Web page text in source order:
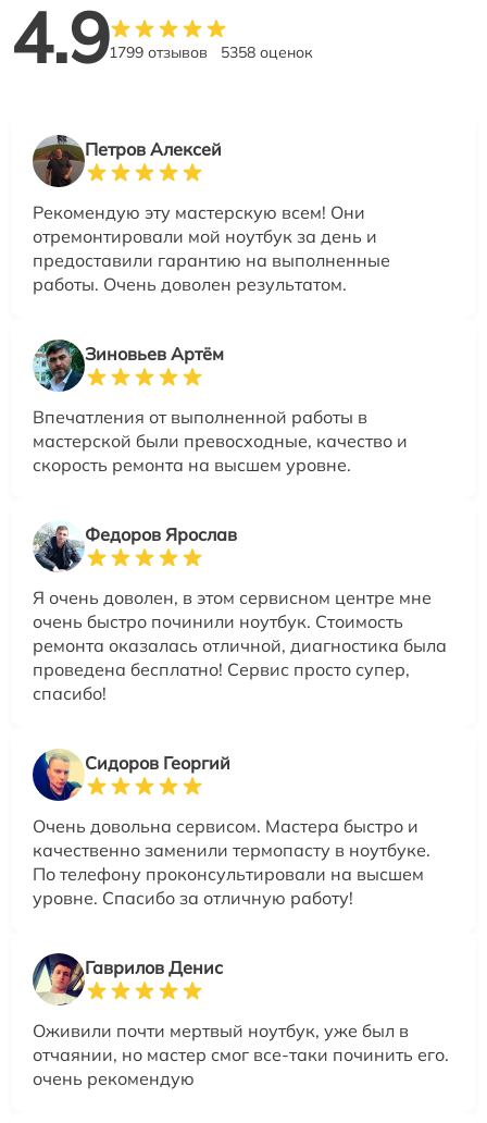
4.91799 отзывов 5358 оценок
Петров Алексей
Рекомендую эту мастерскую всем! Они
отремонтировали мой ноутбук за день и
предоставили гарантию на выполненные
работы. Очень доволен результатом.
Зиновьев Артём
Впечатления от выполненной работы в
мастерской были превосходные, качество и
скорость ремонта на высшем уровне.
Федоров Ярослав
Я очень доволен, в этом сервисном центре мне
очень быстро починили ноутбук. Стоимость
ремонта оказалась отличной, диагностика была
проведена бесплатно! Сервис просто супер,
спасибо!
Сидоров Георгий
Очень довольна сервисом. Мастера быстро и
качественно заменили термопасту в ноутбуке.
По телефону проконсультировали на высшем
уровне. Спасибо за отличную работу!
Гаврилов Денис
Оживили почти мертвый ноутбук, уже был в
отчаянии, но мастер смог все-таки починить его.
очень рекомендую